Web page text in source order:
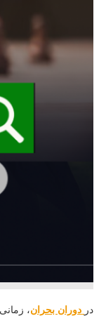
در دوران بحران،